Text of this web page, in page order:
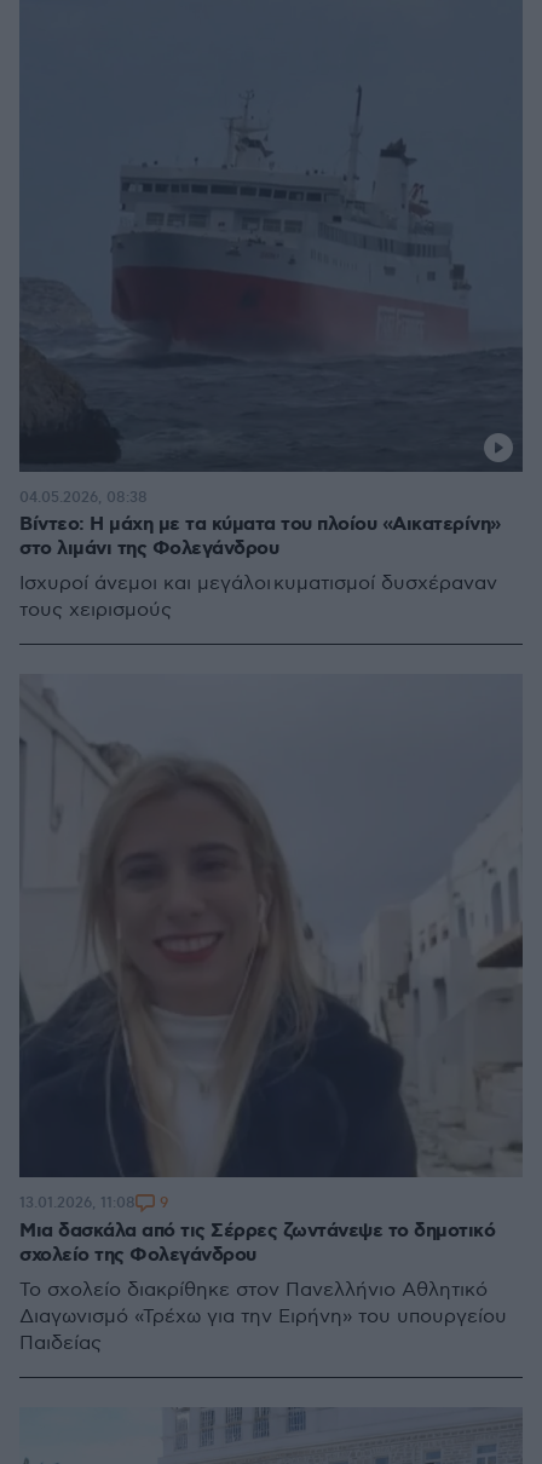
Βίντεο: Η μάχη με τα κύματα του πλοίου «Αικατερίνη»
στο λιμάνι της Φολεγάνδρου
Ισχυροί άνεμοι και μεγάλοι κυματισμοί δυσχέραναν
τους χειρισμούς
04.05.2026, 08:38
Μια δασκάλα από τις Σέρρες ζωντάνεψε το δημοτικό
σχολείο της Φολεγάνδρου
Το σχολείο διακρίθηκε στον Πανελλήνιο Αθλητικό
Διαγωνισμό «Τρέχω για την Ειρήνη» του υπουργείου
Παιδείας
13.01.2026, 11:08 9